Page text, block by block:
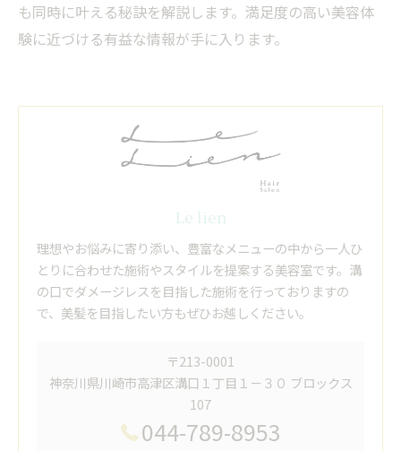
も同時に叶える秘訣を解説します。満足度の高い美容体
験に近づける有益な情報が手に入ります。
Le lien
理想やお悩みに寄り添い、豊富なメニューの中から一人ひ
とりに合わせた施術やスタイルを提案する美容室です。溝
の口でダメージレスを目指した施術を行っておりますの
で、美髪を目指したい方もぜひお越しください。
〒213-0001
神奈川県川崎市高津区溝口１丁目１－３０ ブロックス
107
044-789-8953